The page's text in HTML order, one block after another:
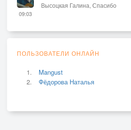
09:03
Высоцкая Галина, Спасибо
ПОЛЬЗОВАТЕЛИ ОНЛАЙН
Mangust
Фёдорова Наталья